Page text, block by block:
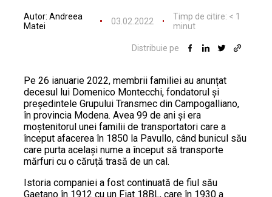
Autor: Andreea
Matei
03.02.2022 Timp de citire: < 1
minut
Distribuie pe
Pe 26 ianuarie 2022, membrii familiei au anunțat
decesul lui Domenico Montecchi, fondatorul și
președintele Grupului Transmec din Campogalliano,
în provincia Modena. Avea 99 de ani și era
moștenitorul unei familii de transportatori care a
început afacerea în 1850 la Pavullo, când bunicul său
care purta același nume a început să transporte
mărfuri cu o căruță trasă de un cal.
Istoria companiei a fost continuată de fiul său
Gaetano în 1912 cu un Fiat 18BL, care în 1930 a